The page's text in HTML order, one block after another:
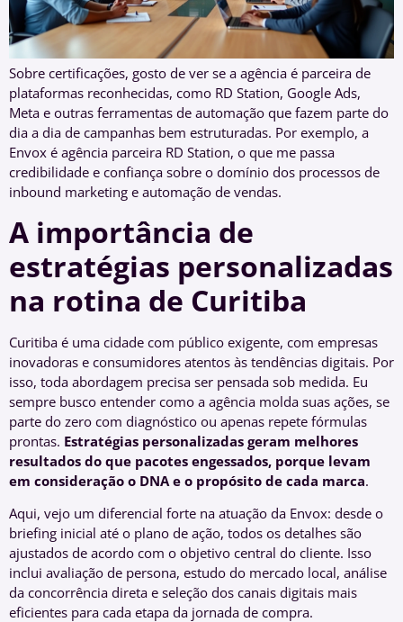
Sobre certificações, gosto de ver se a agência é parceira de
plataformas reconhecidas, como RD Station, Google Ads,
Meta e outras ferramentas de automação que fazem parte do
dia a dia de campanhas bem estruturadas. Por exemplo, a
Envox é agência parceira RD Station, o que me passa
credibilidade e confiança sobre o domínio dos processos de
inbound marketing e automação de vendas.
A importância de
estratégias personalizadas
na rotina de Curitiba
Curitiba é uma cidade com público exigente, com empresas
inovadoras e consumidores atentos às tendências digitais. Por
isso, toda abordagem precisa ser pensada sob medida. Eu
sempre busco entender como a agência molda suas ações, se
parte do zero com diagnóstico ou apenas repete fórmulas
prontas. Estratégias personalizadas geram melhores
resultados do que pacotes engessados, porque levam
em consideração o DNA e o propósito de cada marca.
Aqui, vejo um diferencial forte na atuação da Envox: desde o
briefing inicial até o plano de ação, todos os detalhes são
ajustados de acordo com o objetivo central do cliente. Isso
inclui avaliação de persona, estudo do mercado local, análise
da concorrência direta e seleção dos canais digitais mais
eficientes para cada etapa da jornada de compra.